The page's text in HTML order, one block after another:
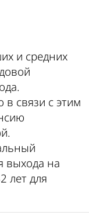
и средних
связи с этим
выхода на
лет для